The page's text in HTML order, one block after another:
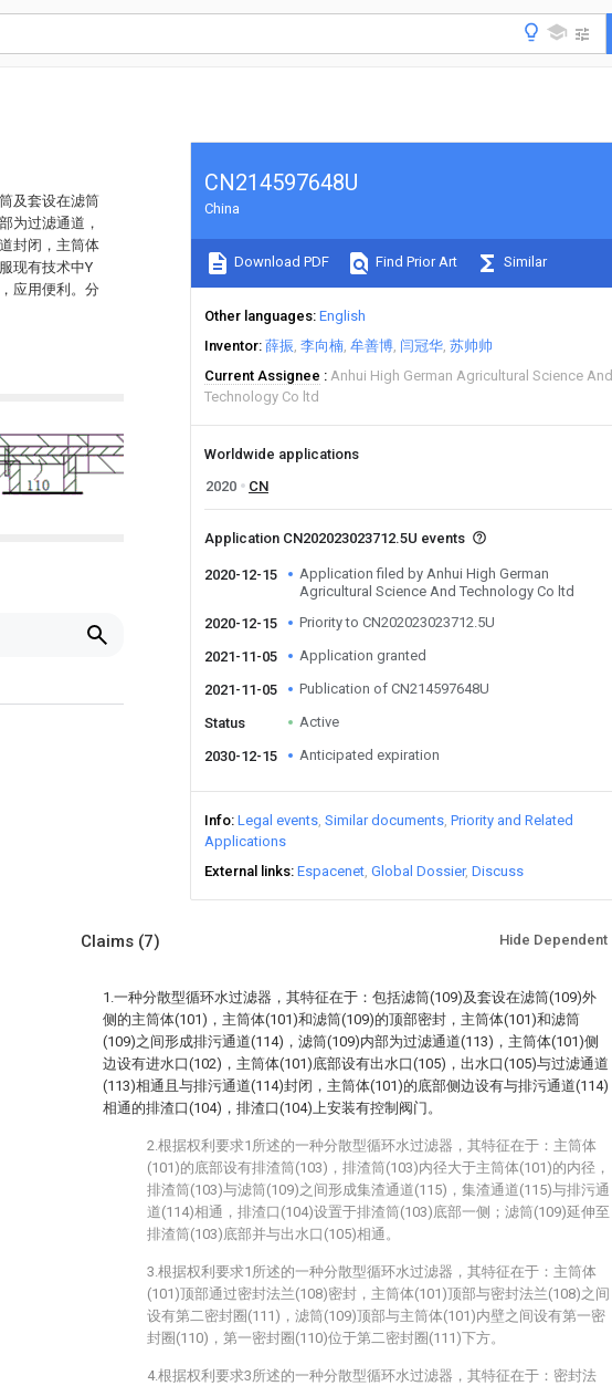
及套设在滤筒
为过滤通道，
封闭，主筒体
现有技术中Y
应用便利。分
CN214597648U
China
Download PDF Find Prior Art Similar
Other languages English
Inventor 薛振 李向楠 牟善博 闫冠华 苏帅帅
Current Assignee
Anhui High German Agricultural Science And
Technology Co ltd
Worldwide applications
2020
CN
Application CN202023023712.5U events
2020-12-15
Application filed by Anhui High German
Agricultural Science And Technology Co ltd
2020-12-15
Priority to CN202023023712.5U
2021-11-05 Application granted
2021-11-05 Publication of CN214597648U
Status Active
2030-12-15 Anticipated expiration
Info Legal events Similar documents Priority and Related
Applications
External links Espacenet Global Dossier Discuss
Claims (7) Hide Dependent
1.一种分散型循环水过滤器，其特征在于：包括滤筒(109)及套设在滤筒(109)外
侧的主筒体(101)，主筒体(101)和滤筒(109)的顶部密封，主筒体(101)和滤筒
(109)之间形成排污通道(114)，滤筒(109)内部为过滤通道(113)，主筒体(101)侧
边设有进水口(102)，主筒体(101)底部设有出水口(105)，出水口(105)与过滤通道
(113)相通且与排污通道(114)封闭，主筒体(101)的底部侧边设有与排污通道(114)
相通的排渣口(104)，排渣口(104)上安装有控制阀门。
2.根据权利要求1所述的一种分散型循环水过滤器，其特征在于：主筒体
(101)的底部设有排渣筒(103)，排渣筒(103)内径大于主筒体(101)的内径，
排渣筒(103)与滤筒(109)之间形成集渣通道(115)，集渣通道(115)与排污通
道(114)相通，排渣口(104)设置于排渣筒(103)底部一侧；滤筒(109)延伸至
排渣筒(103)底部并与出水口(105)相通。
3.根据权利要求1所述的一种分散型循环水过滤器，其特征在于：主筒体
(101)顶部通过密封法兰(108)密封，主筒体(101)顶部与密封法兰(108)之间
设有第二密封圈(111)，滤筒(109)顶部与主筒体(101)内壁之间设有第一密
封圈(110)，第一密封圈(110)位于第二密封圈(111)下方。
4.根据权利要求3所述的一种分散型循环水过滤器，其特征在于：密封法